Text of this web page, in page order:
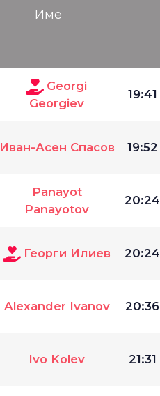
Име
Georgi
Georgiev
19:41
Иван-Асен Спасов 19:52
Panayot
Panayotov
20:24
Георги Илиев 20:24
Alexander Ivanov 20:36
Ivo Kolev 21:31